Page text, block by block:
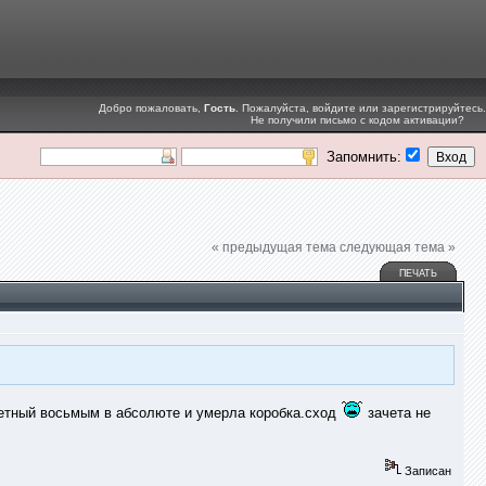
Добро пожаловать, Гость . Пожалуйста, войдите или зарегистрируйтесь
Не получили письмо с кодом активации?
Запомнить:
« предыдущая тема следующая тема »
ПЕЧАТЬ
восьмым в абсолюте и умерла коробка.сход
зачета не
Записан